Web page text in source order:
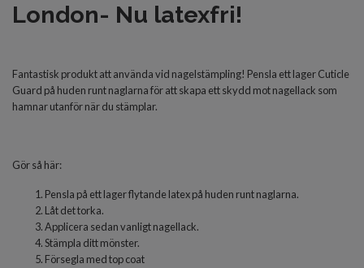
London- Nu latexfri!
Fantastisk produkt att använda vid nagelstämpling! Pensla ett lager Cuticle
Guard på huden runt naglarna för att skapa ett skydd mot nagellack som
hamnar utanför när du stämplar.
Gör så här:
Pensla på ett lager flytande latex på huden runt naglarna.
Låt det torka.
Applicera sedan vanligt nagellack.
Stämpla ditt mönster.
Försegla med top coat